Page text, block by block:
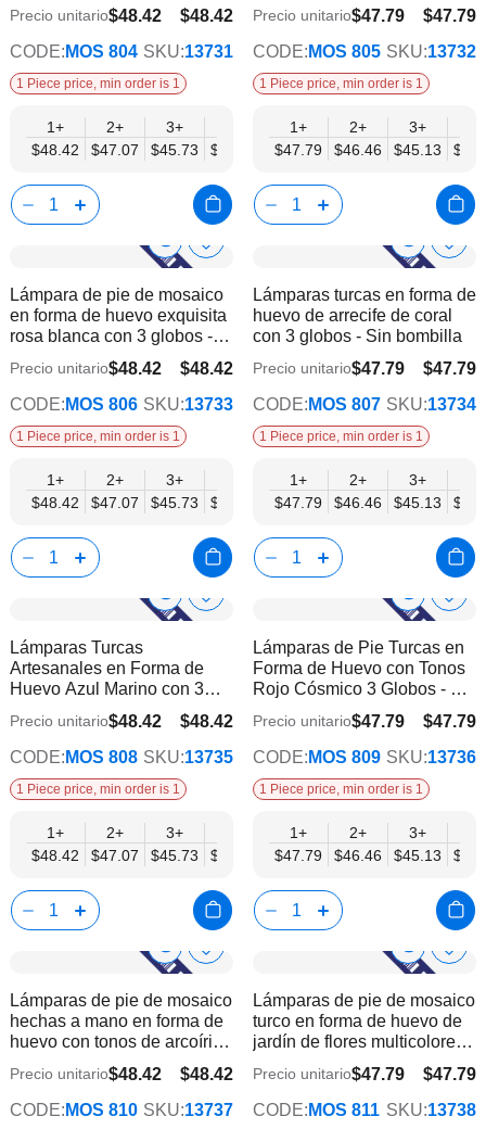
deseos
$48.42
$37.66
Precio unitario$48.42
CODE: MOS 804 SKU:13731
1 Piece price, min order is 1
1+
$48.42
2+
$47.07
3+
$45.73
$44.38
9+
$43.04
12+
$41.70
15+
$40.35
$47.79
$37.17
Precio unitario$47.79
CODE: MOS 805 SKU:13732
1 Piece price, min order is 1
1+
$47.79
2+
$46.46
3+
$45.13
Show
Info
Añadir
la
lista
de
deseos
Lámpara de pie de mosaico
en forma de huevo exquisita
rosa blanca con 3 globos -
$48.42
$37.66
Precio unitario$48.42
CODE: MOS 806 SKU:13733
1 Piece price, min order is 1
1+
$48.42
2+
$47.07
3+
$45.73
$44.38
9+
$43.04
12+
$41.70
15+
$40.35
Show
Info la
lista
de
Lámparas turcas en forma de
huevo de arrecife de coral
con 3 globos - Sin bombilla
$47.79
$37.17
Precio unitario$47.79
CODE: MOS 807 SKU:13734
1 Piece price, min order is 1
1+
$47.79
2+
$46.46
3+
$45.13
Show
Product
Añadir
de
deseos
Lámparas Turcas
Artesanales en Forma de
Huevo Azul Marino con 3
Globos - Sin Bombilla
$48.42
$37.66
Precio unitario$48.42
CODE: MOS 808 SKU:13735
1 Piece price, min order is 1
1+
$48.42
2+
$47.07
3+
$45.73
$44.38
9+
$43.04
12+
$41.70
15+
$40.35
Show
Product
Info la
lista
de
Lámparas de Pie Turcas en
Forma de Huevo con Tonos
Rojo Cósmico 3 Globos - Sin
$47.79
$37.17
Precio unitario$47.79
CODE: MOS 809 SKU:13736
1 Piece price, min order is 1
1+
$47.79
2+
$46.46
3+
$45.13
Show
Product
Info
Añadir
la
lista
de
deseos
Lámparas de pie de mosaico
hechas a mano en forma de
huevo con tonos de arcoíris
3 globos - Sin bombilla
$48.42
$37.66
Precio unitario$48.42
CODE: MOS 810 SKU:13737
Show
Product
Info la
lista
de
Lámparas de pie de mosaico
turco en forma de huevo de
jardín de flores multicolores
con 3 globos - Sin bombilla
$47.79
$37.17
Precio unitario$47.79
CODE: MOS 811 SKU:13738
Crochet Flower Display Dimensions